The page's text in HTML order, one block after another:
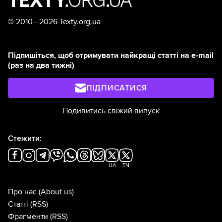
© 2010—2026 Texty.org.ua
Підпишіться, щоб отримувати найкращі статті на e-mail
(раз на два тижні)
ПІДПИСАТИСЯ
Подивитись свіжий випуск
Стежити:
UA EN
Про нас (About us)
Статті (RSS)
Фрагменти (RSS)